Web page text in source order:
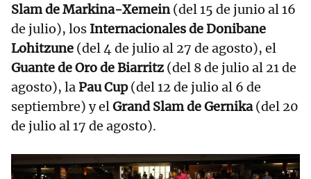
Slam de Markina-Xemein(del 15 de junio al 16
de julio), los Internacionales de Donibane
Lohitzune (del 4 de julio al 27 de agosto), el
Guante de Oro de Biarritz (del 8 de julio al 21 de
agosto), laPau Cup(del 12 de julio al 6 de
septiembre) y elGrand Slam de Gernika(del 20
de julio al 17 de agosto).